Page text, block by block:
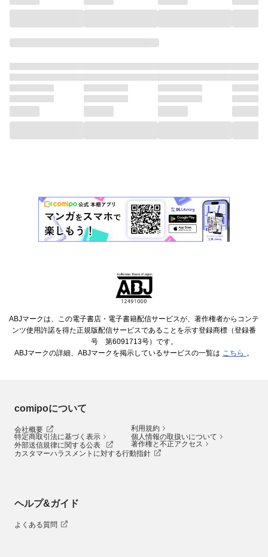
ABJマークは、この電子書店・電子書籍配信サービスが、著作権者からコンテ
ンツ使用許諾を得た正規版配信サービスであることを示す登録商標（登録番
号 第6091713号）です。
ABJマークの詳細、ABJマークを掲示しているサービスの一覧は こちら 。
comipoについて
会社概要
利用規約
特定商取引法に基づく表示
個人情報の取扱いについて
外部送信規律に関する公表
著作権と不正アクセス
カスタマーハラスメントに対する行動指針
ヘルプ&ガイド
よくある質問